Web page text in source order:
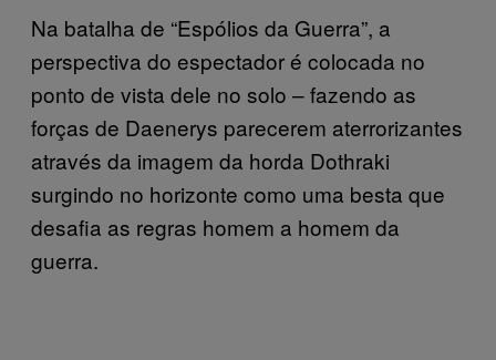
Na batalha de “Espólios da Guerra”, a
perspectiva do espectador é colocada no
ponto de vista dele no solo – fazendo as
forças de Daenerys parecerem aterrorizantes
através da imagem da horda Dothraki
surgindo no horizonte como uma besta que
desafia as regras homem a homem da
guerra.